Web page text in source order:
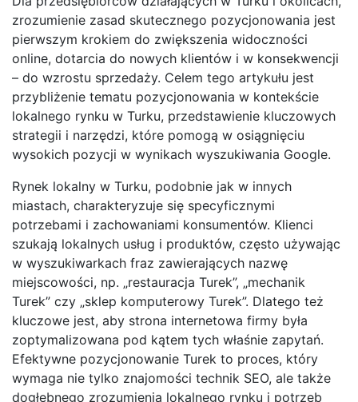
zrozumienie zasad skutecznego pozycjonowania jest
pierwszym krokiem do zwiększenia widoczności
online, dotarcia do nowych klientów i w konsekwencji
– do wzrostu sprzedaży. Celem tego artykułu jest
przybliżenie tematu pozycjonowania w kontekście
lokalnego rynku w Turku, przedstawienie kluczowych
strategii i narzędzi, które pomogą w osiągnięciu
wysokich pozycji w wynikach wyszukiwania Google.
Rynek lokalny w Turku, podobnie jak w innych
miastach, charakteryzuje się specyficznymi
potrzebami i zachowaniami konsumentów. Klienci
szukają lokalnych usług i produktów, często używając
w wyszukiwarkach fraz zawierających nazwę
miejscowości, np. „restauracja Turek”, „mechanik
Turek” czy „sklep komputerowy Turek”. Dlatego też
kluczowe jest, aby strona internetowa firmy była
zoptymalizowana pod kątem tych właśnie zapytań.
Efektywne pozycjonowanie Turek to proces, który
wymaga nie tylko znajomości technik SEO, ale także
dogłębnego zrozumienia lokalnego rynku i potrzeb